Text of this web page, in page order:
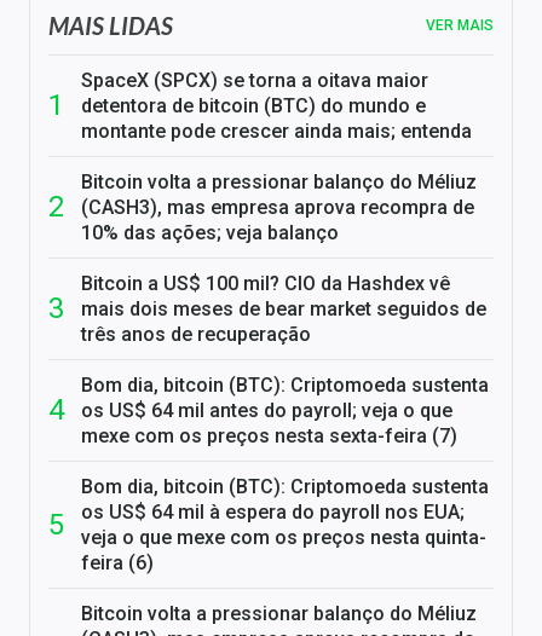
MAIS LIDAS VER MAIS
SpaceX (SPCX) se torna a oitava maior
detentora de bitcoin (BTC) do mundo e
montante pode crescer ainda mais; entenda
Bitcoin volta a pressionar balanço do Méliuz
(CASH3), mas empresa aprova recompra de
10% das ações; veja balanço
Bitcoin a US$ 100 mil? CIO da Hashdex vê
mais dois meses de bear market seguidos de
três anos de recuperação
Bom dia, bitcoin (BTC): Criptomoeda sustenta
os US$ 64 mil antes do payroll; veja o que
mexe com os preços nesta sexta-feira (7)
Bom dia, bitcoin (BTC): Criptomoeda sustenta
os US$ 64 mil à espera do payroll nos EUA;
veja o que mexe com os preços nesta quinta-
feira (6)
Bitcoin volta a pressionar balanço do Méliuz